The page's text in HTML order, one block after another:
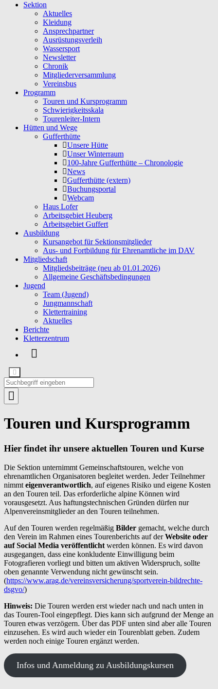
Sektion
Aktuelles
Kleidung
Ansprechpartner
Ausrüstungsverleih
Wassersport
Newsletter
Chronik
Mitgliederversammlung
Vereinsbus
Programm
Touren und Kursprogramm
Schwierigkeitsskala
Tourenleiter-Intern
Hütten und Wege
Gufferthütte
Unsere Hütte
Unser Winterraum
100-Jahre Gufferthütte – Chronologie
News
Gufferthütte (extern)
Buchungsportal
Webcam
Haus Lofer
Arbeitsgebiet Heuberg
Arbeitsgebiet Guffert
Ausbildung
Kursangebot für Sektionsmitglieder
Aus- und Fortbildung für Ehrenamtliche im DAV
Mitgliedschaft
Mitgliedsbeiträge (neu ab 01.01.2026)
Allgemeine Geschäftsbedingungen
Jugend
Team (Jugend)
Jungmannschaft
Klettertraining
Aktuelles
Berichte
Kletterzentrum
Touren und Kursprogramm
Hier findet ihr unsere aktuellen Touren und Kurse
Die Sektion unternimmt Gemeinschaftstouren, welche von
ehrenamtlichen Organisatoren begleitet werden. Jeder Teilnehmer
nimmt eigenverantwortlich, auf eigenes Risiko und eigene Kosten
an den Touren teil. Das erforderliche alpine Können wird
vorausgesetzt. Aus haftungstechnischen Gründen dürfen nur
Alpenvereinsmitglieder an den Touren teilnehmen.
Auf den Touren werden regelmäßig Bilder gemacht, welche durch
den Verein im Rahmen eines Tourenberichts auf derWebsite oder
auf Social Media veröffentlicht werden können. Es wird davon
ausgegangen, dass eine konkludente Einwilligung beim
Fotografieren vorliegt und bitten um aktiven Widerspruch, sollte
oben genannte Verwendung nicht gewünscht sein.
(https://www.arag.de/vereinsversicherung/sportverein-bildrechte-
dsgvo/)
Hinweis: Die Touren werden erst wieder nach und nach unten in
das Touren-Tool eingepflegt. Dies kann sich aufgrund der Menge an
Touren etwas verzögern. Über das PDF unten sind aber alle Touren
einzusehen. Es wird auch wieder ein Tourenblatt geben. Zudem
werden noch einige Touren ergänzt werden.
Infos und Anmeldung zu Ausbildungskursen